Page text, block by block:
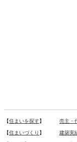
【住まいを探す】 売主・
【住まいづくり 】 建築実